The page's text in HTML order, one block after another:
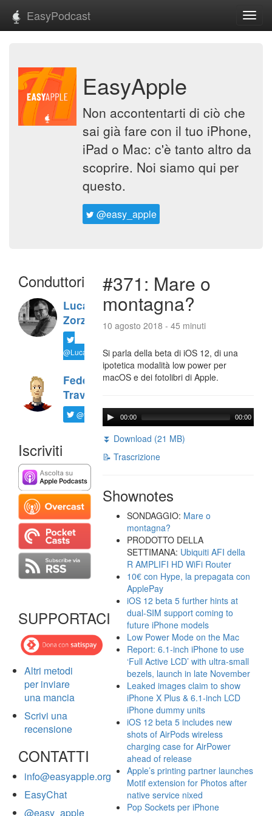
EasyPodcast
EasyApple
Non accontentarti di ciò che
sai già fare con il tuo iPhone,
iPad o Mac: c'è tanto altro da
scoprire. Noi siamo qui per
questo.
@easy_apple
Conduttori
Luca
Zorzi
@LucaTNT
Federico
Travaini
@ftrava
Iscriviti
SUPPORTACI
Altri metodi
per inviare
una mancia
Scrivi una
recensione
CONTATTI
info@easyapple.org
EasyChat
@easy_apple
#371: Mare o
montagna?
10 agosto 2018 - 45 minuti
Si parla della beta di iOS 12, di una
ipotetica modalità low power per
macOS e dei fotolibri di Apple.
00:00 00:00
⏬ Download (21 MB)
📝 Trascrizione
Shownotes
SONDAGGIO: Mare o
montagna?
PRODOTTO DELLA
SETTIMANA: Ubiquiti AFI della
R AMPLIFI HD WiFi Router
10€ con Hype, la prepagata con
ApplePay
iOS 12 beta 5 further hints at
dual-SIM support coming to
future iPhone models
Low Power Mode on the Mac
Report: 6.1-inch iPhone to use
‘Full Active LCD’ with ultra-small
bezels, launch in late November
Leaked images claim to show
iPhone X Plus & 6.1-inch LCD
iPhone dummy units
iOS 12 beta 5 includes new
shots of AirPods wireless
charging case for AirPower
ahead of release
Apple’s printing partner launches
Motif extension for Photos after
native service nixed
Pop Sockets per iPhone